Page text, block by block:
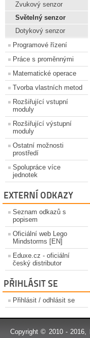
Zvukový senzor
Světelný senzor
Dotykový senzor
Programové řízení
Práce s proměnnými
Matematické operace
Tvorba vlastních metod
Rozšiřující vstupní
moduly
Rozšiřující výstupní
moduly
Ostatní možnosti
prostředí
Spolupráce více
jednotek
EXTERNÍ ODKAZY
Seznam odkazů s
popisem
Oficiální web Lego
Mindstorms [EN]
Eduxe.cz - oficiální
český distributor
PŘIHLÁSIT SE
Přihlásit / odhlásit se
Copyright © 2010 - 2016,